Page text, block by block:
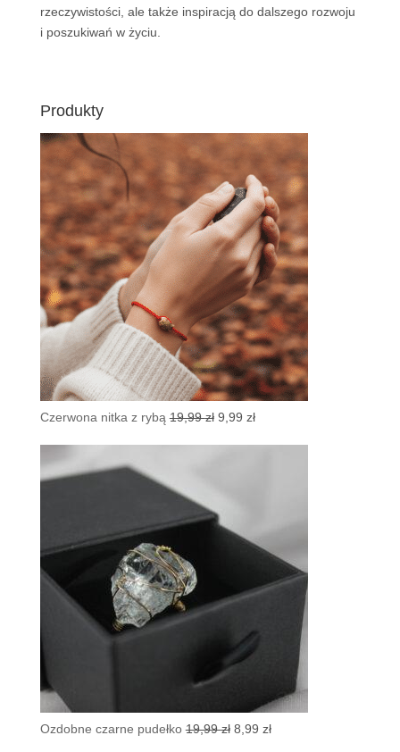
rzeczywistości, ale także inspiracją do dalszego rozwoju
i poszukiwań w życiu.
Produkty
Czerwona nitka z rybą 19,99zł Pierwotna
9,99 złAktualna
Ozdobne czarne pudełko 19,99zł Pierwotna
8,99 złAktualna